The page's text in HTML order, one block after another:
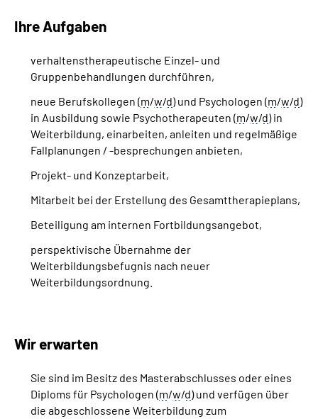
Ihre Aufgaben
verhaltenstherapeutische Einzel- und
Gruppenbehandlungen durchführen,
neue Berufskollegen (m/w/d) und Psychologen (m/w/d)
in Ausbildung sowie Psychotherapeuten (m/w/d) in
Weiterbildung, einarbeiten, anleiten und regelmäßige
Fallplanungen / -besprechungen anbieten,
Projekt- und Konzeptarbeit,
Mitarbeit bei der Erstellung des Gesamttherapieplans,
Beteiligung am internen Fortbildungsangebot,
perspektivische Übernahme der
Weiterbildungsbefugnis nach neuer
Weiterbildungsordnung.
Wir erwarten
Sie sind im Besitz des Masterabschlusses oder eines
Diploms für Psychologen (m/w/d) und verfügen über
die abgeschlossene Weiterbildung zum